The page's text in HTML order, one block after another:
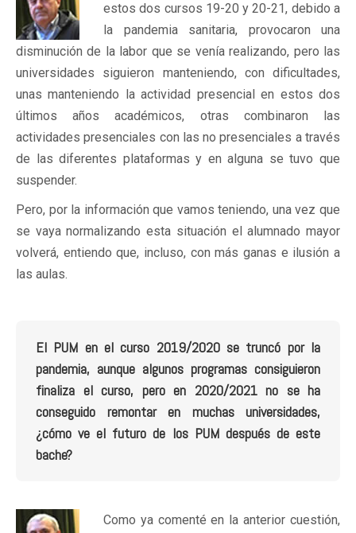
estos dos cursos 19-20 y 20-21, debido a
la pandemia sanitaria, provocaron una
disminución de la labor que se venía realizando, pero las
universidades siguieron manteniendo, con dificultades,
unas manteniendo la actividad presencial en estos dos
últimos años académicos, otras combinaron las
actividades presenciales con las no presenciales a través
de las diferentes plataformas y en alguna se tuvo que
suspender.
Pero, por la información que vamos teniendo, una vez que
se vaya normalizando esta situación el alumnado mayor
volverá, entiendo que, incluso, con más ganas e ilusión a
las aulas.
El PUM en el curso 2019/2020 se truncó por la
pandemia, aunque algunos programas consiguieron
finaliza el curso, pero en 2020/2021 no se ha
conseguido remontar en muchas universidades,
¿cómo ve el futuro de los PUM después de este
bache?
Como ya comenté en la anterior cuestión,